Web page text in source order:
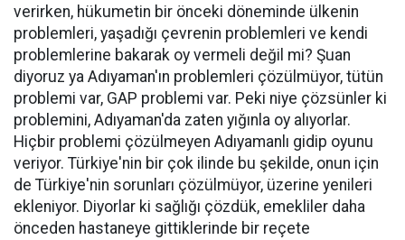
verirken, hükumetin bir önceki döneminde ülkenin
problemleri, yaşadığı çevrenin problemleri ve kendi
problemlerine bakarak oy vermeli değil mi? Şuan
diyoruz ya Adıyaman'ın problemleri çözülmüyor, tütün
problemi var, GAP problemi var. Peki niye çözsünler ki
problemini, Adıyaman'da zaten yığınla oy alıyorlar.
Hiçbir problemi çözülmeyen Adıyamanlı gidip oyunu
veriyor. Türkiye'nin bir çok ilinde bu şekilde, onun için
de Türkiye'nin sorunları çözülmüyor, üzerine yenileri
ekleniyor. Diyorlar ki sağlığı çözdük, emekliler daha
önceden hastaneye gittiklerinde bir reçete